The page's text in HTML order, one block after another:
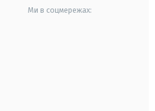
Ми в соцмережах: